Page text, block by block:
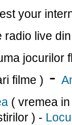
your
radio live
jocurilor
filme ) -
( vremea
) -